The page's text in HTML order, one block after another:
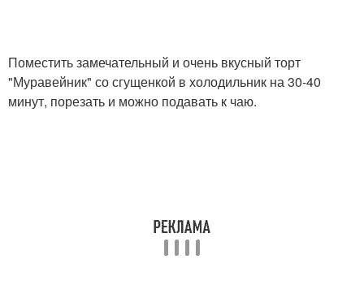
Поместить замечательный и очень вкусный торт
"Муравейник" со сгущенкой в холодильник на 30-40
минут, порезать и можно подавать к чаю.